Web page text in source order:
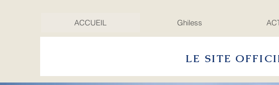
ACCUEIL Ghiless
LE SITE